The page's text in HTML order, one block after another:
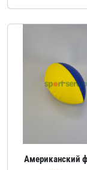
Американский